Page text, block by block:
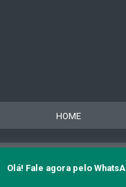
HOME
Olá! Fale agora pelo